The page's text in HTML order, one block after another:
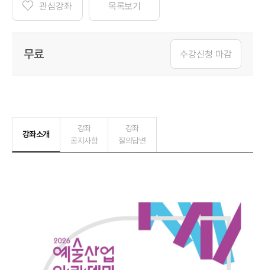
관심강좌 목록보기
무료 수강신청 마감
강좌소개
강좌
공지사항
강좌
질의답변